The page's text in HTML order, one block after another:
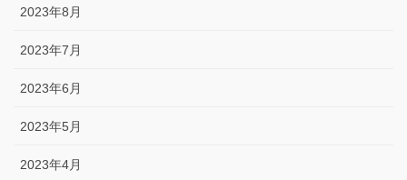
2023年8月
2023年7月
2023年6月
2023年5月
2023年4月